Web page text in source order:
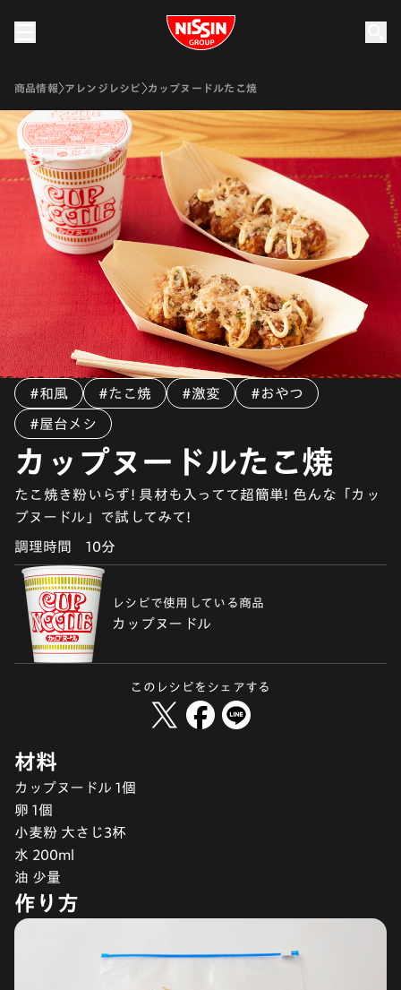
Nissin Group
商品情報 アレンジレシピ カップヌードルたこ焼
#和風 #たこ焼 #激変 #おやつ
#屋台メシ
カップヌードルたこ焼
たこ焼き粉いらず! 具材も入ってて超簡単! 色んな「カッ
プヌードル」で試してみて!
調理時間 10分
レシピで使用している商品
カップヌードル
このレシピをシェアする
材料
カップヌードル 1個
卵 1個
小麦粉 大さじ3杯
水 200ml
油 少量
作り方